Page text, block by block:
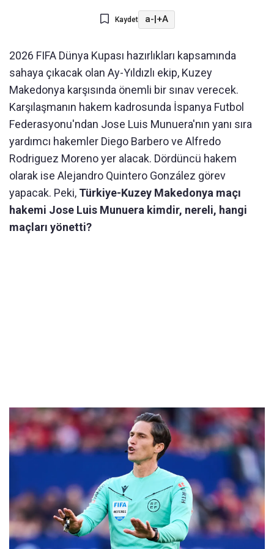
Kaydet a- +A
2026 FIFA Dünya Kupası hazırlıkları kapsamında
sahaya çıkacak olan Ay-Yıldızlı ekip, Kuzey
Makedonya karşısında önemli bir sınav verecek.
Karşılaşmanın hakem kadrosunda İspanya Futbol
Federasyonu'ndan Jose Luis Munuera'nın yanı sıra
yardımcı hakemler Diego Barbero ve Alfredo
Rodriguez Moreno yer alacak. Dördüncü hakem
olarak ise Alejandro Quintero González görev
yapacak. Peki, Türkiye-Kuzey Makedonya maçı
hakemi Jose Luis Munuera kimdir, nereli, hangi
maçları yönetti?